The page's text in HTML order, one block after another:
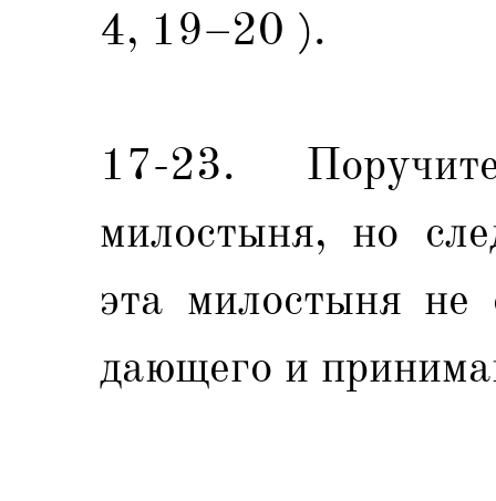
4, 19–20 ).
17-23.
милостыня, но
эта милостыня не
дающего и